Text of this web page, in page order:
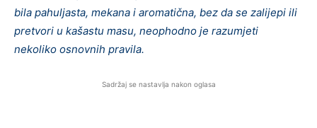
bila pahuljasta, mekana i aromatična, bez da se zalijepi ili
pretvori u kašastu masu, neophodno je razumjeti
nekoliko osnovnih pravila.
Sadržaj se nastavlja nakon oglasa